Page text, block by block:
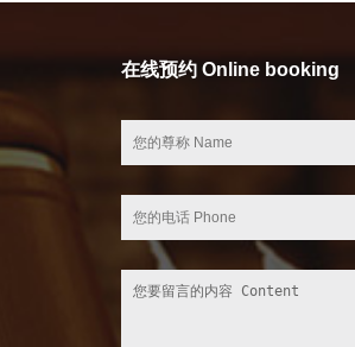
在线预约 Online booking